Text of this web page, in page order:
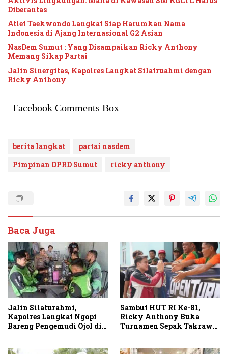
Diberantas
Atlet Taekwondo Langkat Siap Harumkan Nama
Indonesia di Ajang Internasional G2 Asian
NasDem Sumut : Yang Disampaikan Ricky Anthony
Memang Sikap Partai
Jalin Sinergitas, Kapolres Langkat Silatruahmi dengan
Ricky Anthony
Facebook Comments Box
berita langkat
partai nasdem
Pimpinan DPRD Sumut
ricky anthony
Baca Juga
Jalin Silaturahmi,
Kapolres Langkat Ngopi
Bareng Pengemudi Ojol di
Sambut HUT RI Ke-81,
Ricky Anthony Buka
Turnamen Sepak Takraw